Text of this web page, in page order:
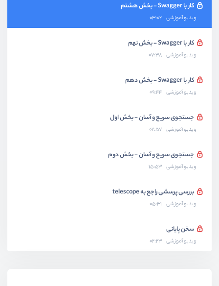
کار با Swagger - بخش هشتم
ویدیو آموزشی 03:02
کار با Swagger - بخش نهم
ویدیو آموزشی 07:38
کار با Swagger - بخش دهم
ویدیو آموزشی 09:44
جستجوی سریع و آسان - بخش اول
ویدیو آموزشی 02:57
جستجوی سریع و آسان - بخش دوم
ویدیو آموزشی 15:53
بررسی پرسشی راجع به telescope
ویدیو آموزشی 05:31
سخن پایانی
ویدیو آموزشی 02:23